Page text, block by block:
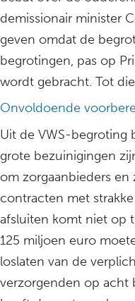
demissionair minister
geven omdat de
begrotingen, pas op
wordt gebracht. Tot
Onvoldoende
Uit de VWS-begroting
grote bezuinigingen
om zorgaanbieders en
contracten met
afsluiten komt niet op
125 miljoen euro
loslaten van de
verzorgenden op acht